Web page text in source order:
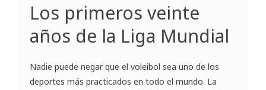
Los primeros veinte
años de la Liga Mundial
Nadie puede negar que el voleibol sea uno de los
deportes más practicados en todo el mundo. La